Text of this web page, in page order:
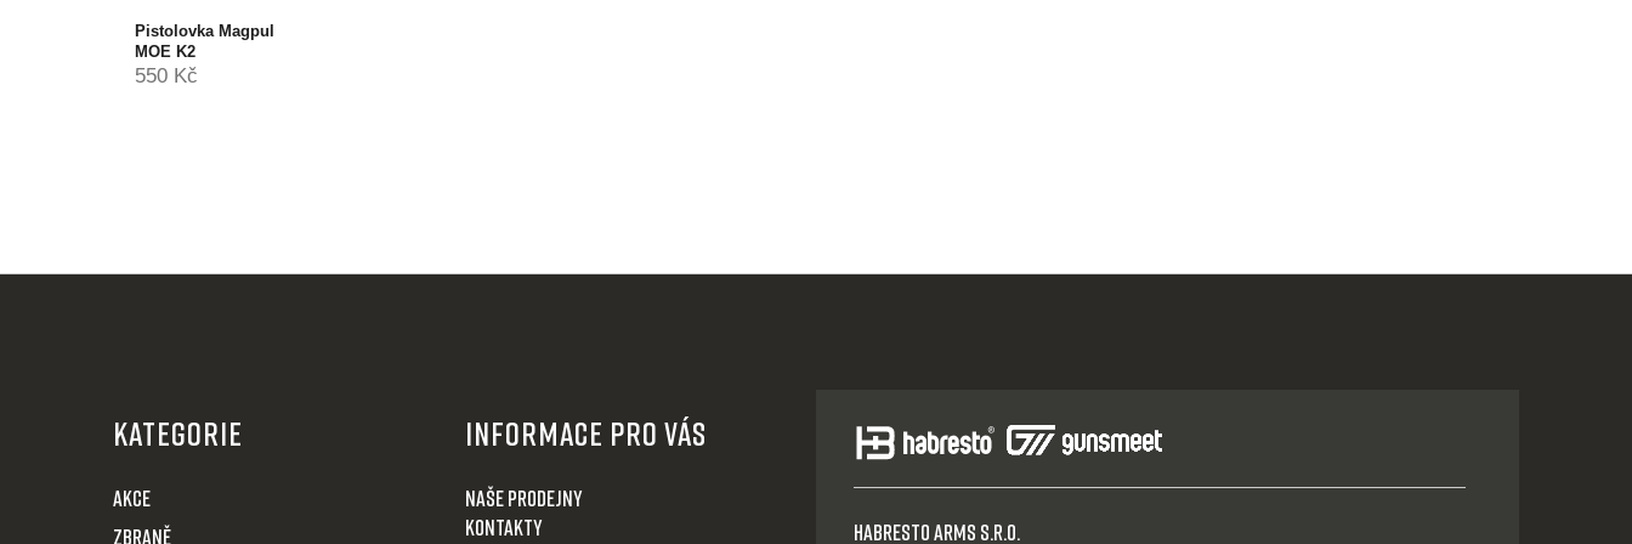
Pistolovka Magpul
MOE K2
550 Kč
KATEGORIE
AKCE
Zbraně
Informace pro Vás
Naše prodejny
Kontakty
HABRESTO ARMS s.r.o.